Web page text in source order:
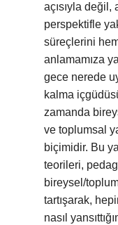
açısıyla
perspektifle
süreçlerini
anlamamıza
gece nerede
kalma
zamanda
ve toplumsal
biçimidir. Bu
teorileri,
bireysel/
tartışarak,
nasıl